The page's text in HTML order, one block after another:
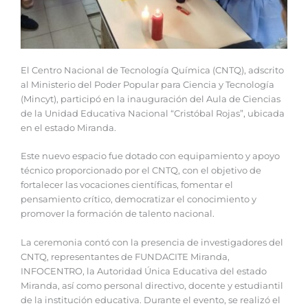
El Centro Nacional de Tecnología Química (CNTQ), adscrito
al Ministerio del Poder Popular para Ciencia y Tecnología
(Mincyt), participó en la inauguración del Aula de Ciencias
de la Unidad Educativa Nacional “Cristóbal Rojas”, ubicada
en el estado Miranda.
Este nuevo espacio fue dotado con equipamiento y apoyo
técnico proporcionado por el CNTQ, con el objetivo de
fortalecer las vocaciones científicas, fomentar el
pensamiento crítico, democratizar el conocimiento y
promover la formación de talento nacional.
La ceremonia contó con la presencia de investigadores del
CNTQ, representantes de FUNDACITE Miranda,
INFOCENTRO, la Autoridad Única Educativa del estado
Miranda, así como personal directivo, docente y estudiantil
de la institución educativa. Durante el evento, se realizó el